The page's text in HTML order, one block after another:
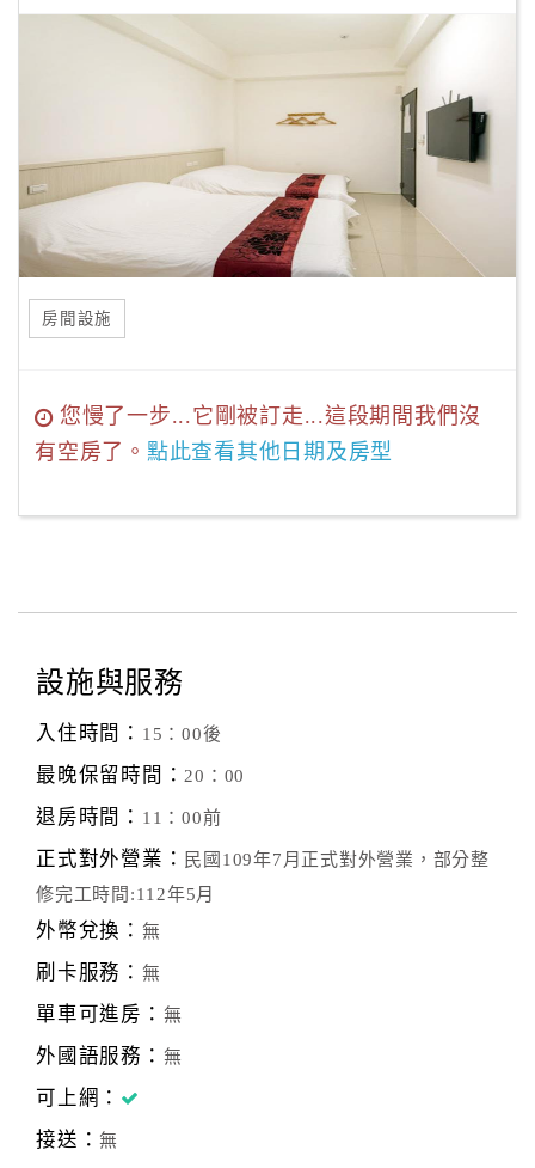
房間設施
您慢了一步...它剛被訂走...這段期間我們沒
有空房了。 點此查看其他日期及房型
設施與服務
入住時間： 15：00後
最晚保留時間：20：00
退房時間： 11：00前
正式對外營業：
民國109年7月正式對外營業，部分整
修完工時間:112年5月
外幣兌換： 無
刷卡服務： 無
單車可進房： 無
外國語服務： 無
可上網：
接送：無